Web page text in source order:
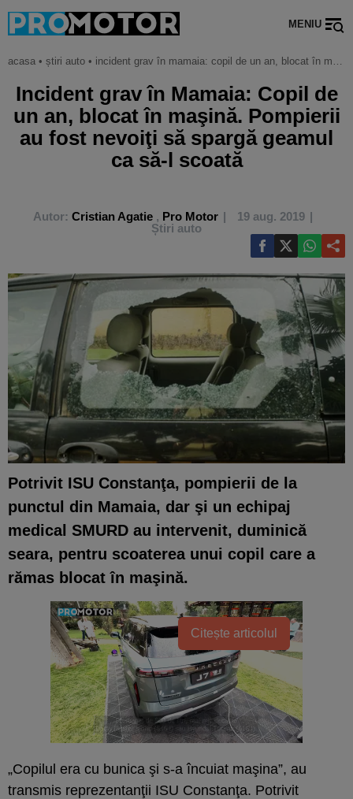
MENIU
acasa • știri auto • incident grav în mamaia: copil de un an, blocat în maşină. pompierii au fost nevoiţi să spargă geamul ca să-l scoată
Incident grav în Mamaia: Copil de
un an, blocat în maşină. Pompierii
au fost nevoiţi să spargă geamul
ca să-l scoată
Autor: Cristian Agatie, Pro Motor
19 aug. 2019
Știri auto
Potrivit ISU Constanţa, pompierii de la
punctul din Mamaia, dar şi un echipaj
medical SMURD au intervenit, duminică
seara, pentru scoaterea unui copil care a
rămas blocat în maşină.
Citește articolul
„Copilul era cu bunica şi s-a încuiat maşina”, au
transmis reprezentanţii ISU Constanţa. Potrivit